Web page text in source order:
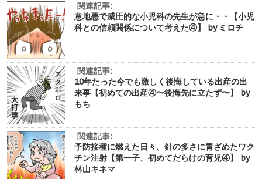
関連記事:
意地悪で威圧的な小児科の先生が急に・・【小児
科との信頼関係について考えた④】 by ミロチ
関連記事:
10年たった今でも激しく後悔している出産の出
来事【初めての出産④〜後悔先に立たず〜】 by
もち
関連記事:
予防接種に燃えた日々、針の多さに青ざめたワク
チン注射【第一子、初めてだらけの育児④】 by
林山キネマ